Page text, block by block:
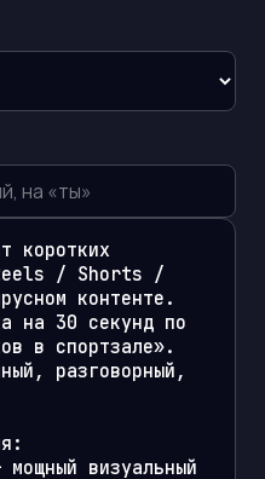
коротких
/ Shorts /
контенте.
на 30 секунд по
в спортзале».
разговорный,
визуальный